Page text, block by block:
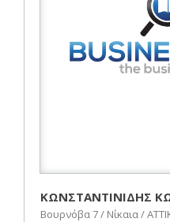
ΚΩΝΣΤΑΝΤΙΝΙΔΗΣ
Βουρνόβα 7 / Νίκαια /